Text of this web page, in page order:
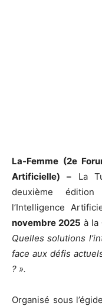
La-Femme (2e
Artificielle) –La
deuxième
l’Intelligence
novembre 2025 à la
Quelles solutions
face aux défis
? ».
Organisé sous